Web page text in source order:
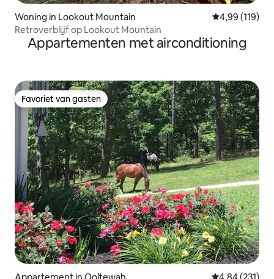
Woning in Lookout Mountain Gemiddelde
4,99 (119)
Retroverblijf op Lookout Mountain
Appartementen met airconditioning
Favoriet van gasten
Favoriet van gasten